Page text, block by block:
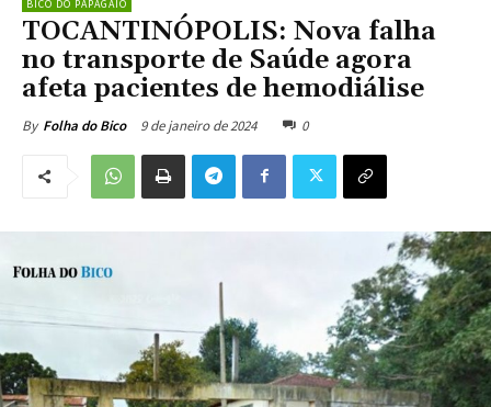
BICO DO PAPAGAIO
TOCANTINÓPOLIS: Nova falha
no transporte de Saúde agora
afeta pacientes de hemodiálise
By Folha do Bico 9 de janeiro de 2024 0